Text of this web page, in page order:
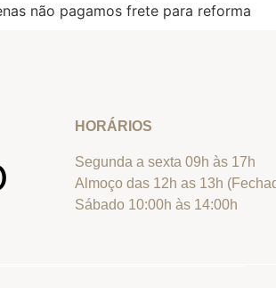
não pagamos frete para reforma
HORÁRIOS
Segunda a sexta 09h às 17h
Almoço das 12h as 13h
Sábado 10:00h às 14:00h